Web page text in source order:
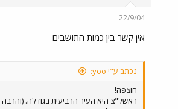
22/9/04
אין קשר בין כמות התושבים
נכתב ע"י yoo:
חוצפה!
ראשל"צ היא העיר הרביעית בגודלה.